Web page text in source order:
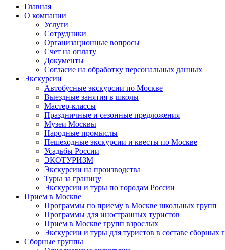
Главная
О компании
Услуги
Сотрудники
Организационные вопросы
Счет на оплату
Документы
Согласие на обработку персональных данных
Экскурсии
Автобусные экскурсии по Москве
Выездные занятия в школы
Мастер-классы
Праздничные и сезонные предложения
Музеи Москвы
Народные промыслы
Пешеходные экскурсии и квесты по Москве
Усадьбы России
ЭКОТУРИЗМ
Экскурсии на производства
Туры за границу
Экскурсии и туры по городам России
Прием в Москве
Программы по приему в Москве школьных групп
Программы для иностранных туристов
Прием в Москве групп взрослых
Экскурсии и туры для туристов в составе сборных
Сборные группы